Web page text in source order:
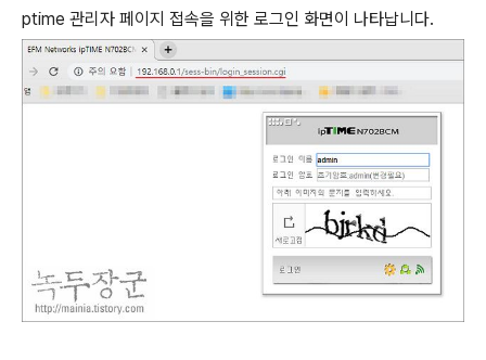
ptime 관리자 페이지 접속을 위한 로그인 화면이 나타납니다.